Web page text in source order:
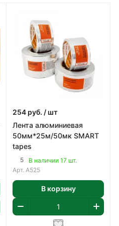
254 руб. / шт
Лента алюминиевая
50мм*25м/50мк SMART
tapes
5
В наличии 17 шт.
Арт. A525
В корзину